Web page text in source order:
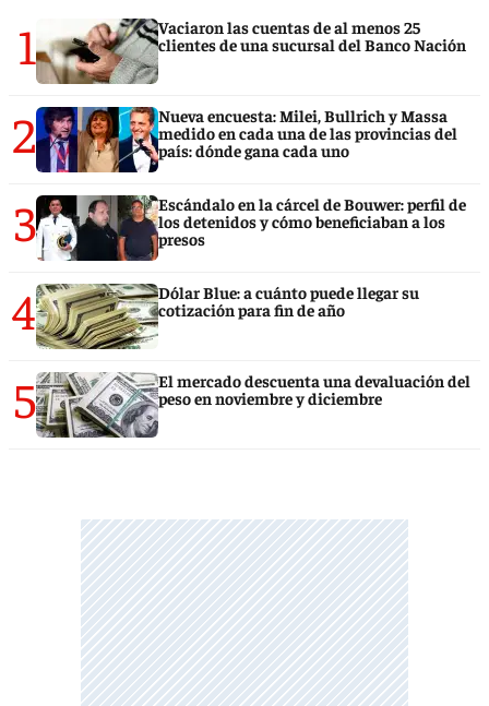
1
Vaciaron las cuentas de al menos 25
clientes de una sucursal del Banco Nación
2
Nueva encuesta: Milei, Bullrich y Massa
medido en cada una de las provincias del
país: dónde gana cada uno
3
Escándalo en la cárcel de Bouwer: perfil de
los detenidos y cómo beneficiaban a los
presos
4
Dólar Blue: a cuánto puede llegar su
cotización para fin de año
5
El mercado descuenta una devaluación del
peso en noviembre y diciembre